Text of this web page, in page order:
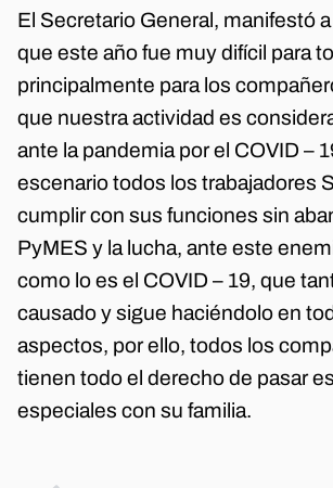
El Secretario General, manifestó
que este año fue muy difícil para
principalmente para los
que nuestra actividad es
ante la pandemia por el COVID –
escenario todos los trabajadores
cumplir con sus funciones sin
PyMES y la lucha, ante este
como lo es el COVID – 19, que
causado y sigue haciéndolo en
aspectos, por ello, todos los
tienen todo el derecho de pasar
especiales con su familia.